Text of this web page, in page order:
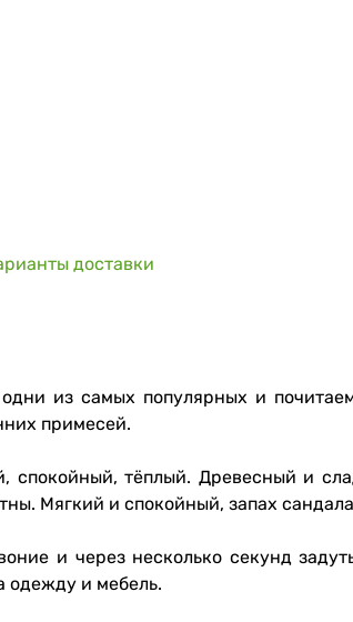
доставки
одни из самых популярных и
примесей.
спокойный, тёплый. Древесный и
Мягкий и спокойный, запах
и через несколько секунд
одежду и мебель.